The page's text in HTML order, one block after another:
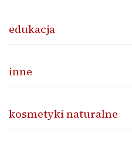
edukacja
inne
kosmetyki naturalne